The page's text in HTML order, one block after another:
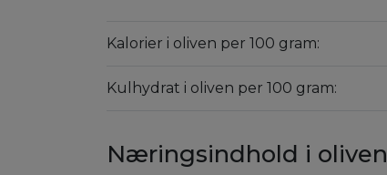
Kalorier i oliven per 100 gram:
Kulhydrat i oliven per 100 gram:
Næringsindhold i oliven